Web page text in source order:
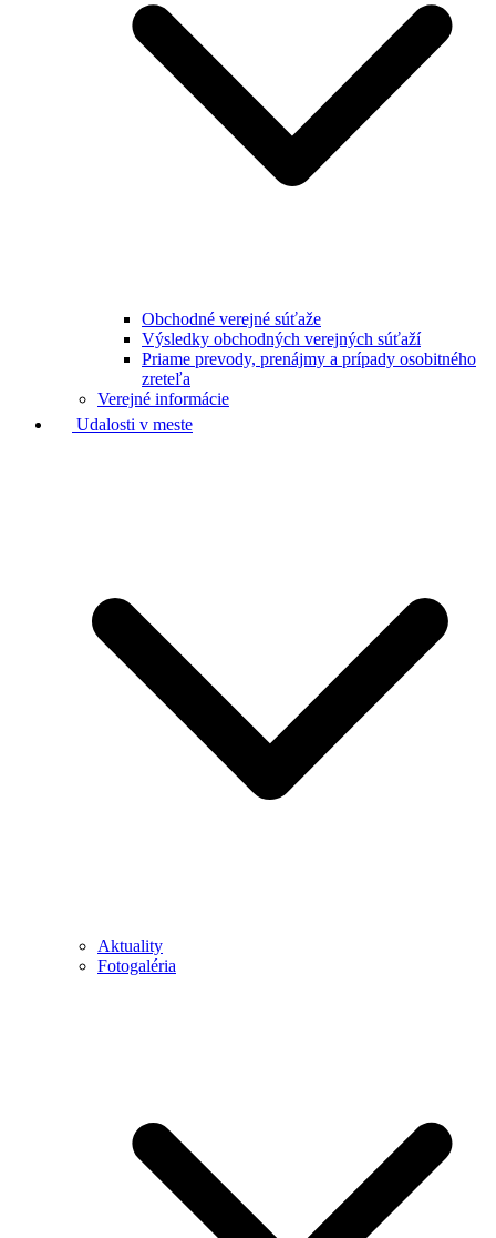
Obchodné verejné súťaže
Výsledky obchodných verejných súťaží
Priame prevody, prenájmy a prípady osobitného
zreteľa
Verejné informácie
Udalosti v meste
Aktuality
Fotogaléria